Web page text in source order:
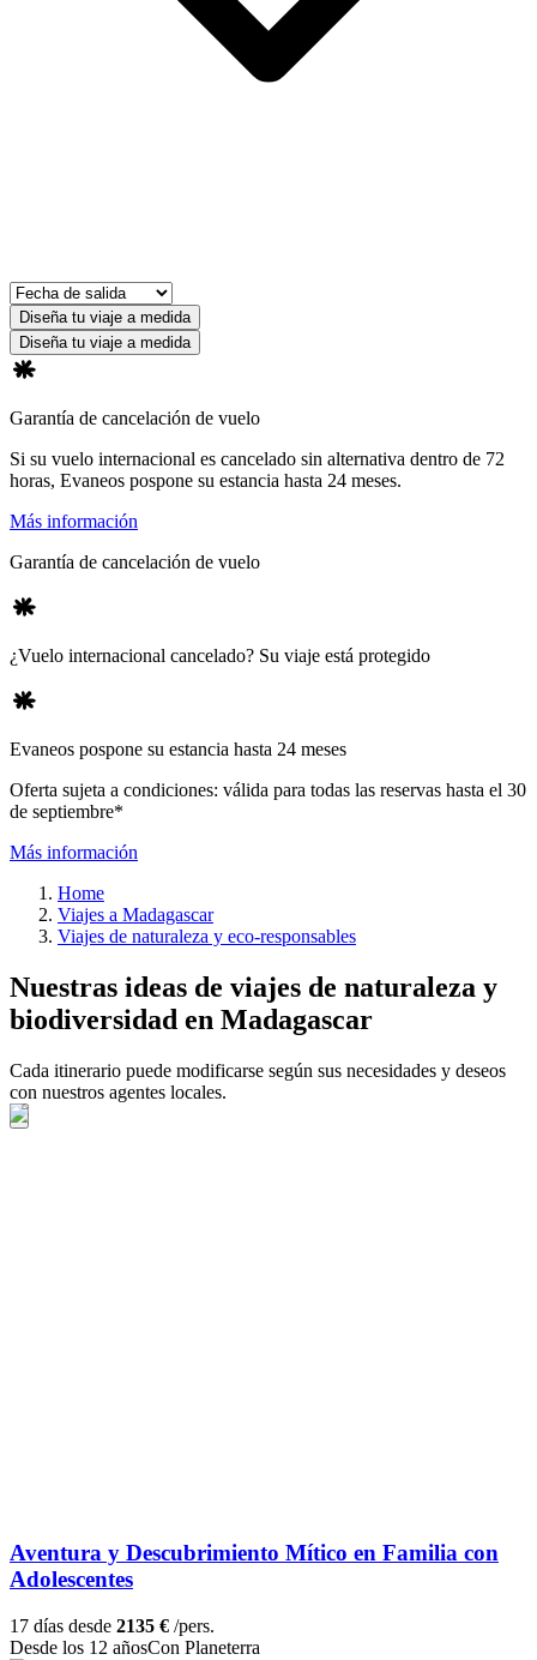
Diseña tu viaje a medida
Diseña tu viaje a medida
Garantía de cancelación de vuelo
Si su vuelo internacional es cancelado sin alternativa dentro de 72
horas, Evaneos pospone su estancia hasta 24 meses.
Más información
Garantía de cancelación de vuelo
¿Vuelo internacional cancelado? Su viaje está protegido
Evaneos pospone su estancia hasta 24 meses
Oferta sujeta a condiciones: válida para todas las reservas hasta el 30
de septiembre*
Más información
Home
Viajes a Madagascar
Viajes de naturaleza y eco-responsables
Nuestras ideas de viajes de naturaleza y
biodiversidad en Madagascar
Cada itinerario puede modificarse según sus necesidades y deseos
con nuestros agentes locales.
Aventura y Descubrimiento Mítico en Familia con
Adolescentes
17 días desde 2135 € /pers.
Desde los 12 añosCon Planeterra